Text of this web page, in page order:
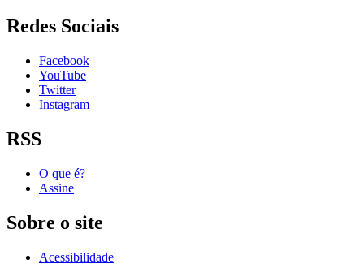
Redes Sociais
Facebook
YouTube
Twitter
Instagram
RSS
O que é?
Assine
Sobre o site
Acessibilidade